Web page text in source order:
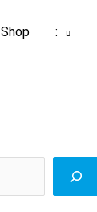
Shop :